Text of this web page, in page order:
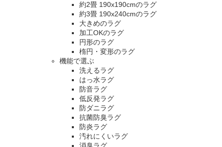
約2畳 190x190cmのラグ
約3畳 190x240cmのラグ
大きめのラグ
加工OKのラグ
円形のラグ
楕円・変形のラグ
機能で選ぶ
洗えるラグ
はっ水ラグ
防音ラグ
低反発ラグ
防ダニラグ
抗菌防臭ラグ
防炎ラグ
汚れにくいラグ